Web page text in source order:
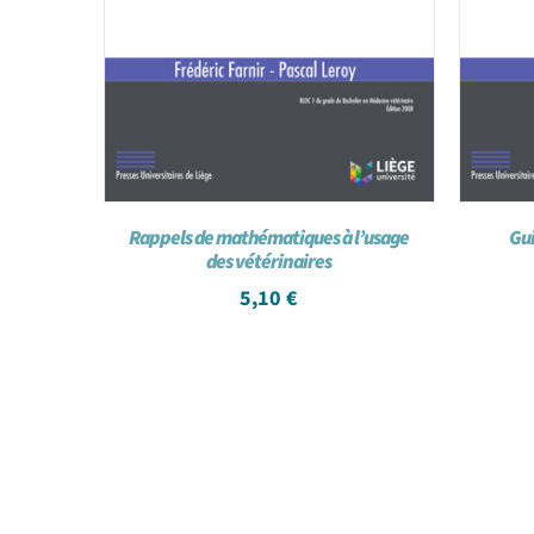
Rappels de mathématiques à l’usage
des vétérinaires
5,10€